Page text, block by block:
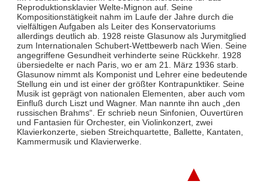
Reproduktionsklavier Welte-Mignon auf. Seine
Kompositionstätigkeit nahm im Laufe der Jahre durch die
vielfältigen Aufgaben als Leiter des Konservatoriums
allerdings deutlich ab. 1928 reiste Glasunow als Jurymitglied
zum Internationalen Schubert-Wettbewerb nach Wien. Seine
angegriffene Gesundheit verhinderte seine Rückkehr. 1928
übersiedelte er nach Paris, wo er am 21. März 1936 starb.
Glasunow nimmt als Komponist und Lehrer eine bedeutende
Stellung ein und ist einer der größter Kontrapunktiker. Seine
Musik ist geprägt von nationalen Elementen, aber auch vom
Einfluß durch Liszt und Wagner. Man nannte ihn auch „den
russischen Brahms“. Er schrieb neun Sinfonien, Ouvertüren
und Fantasien für Orchester, ein Violinkonzert, zwei
Klavierkonzerte, sieben Streichquartette, Ballette, Kantaten,
Kammermusik und Klavierwerke.
▲